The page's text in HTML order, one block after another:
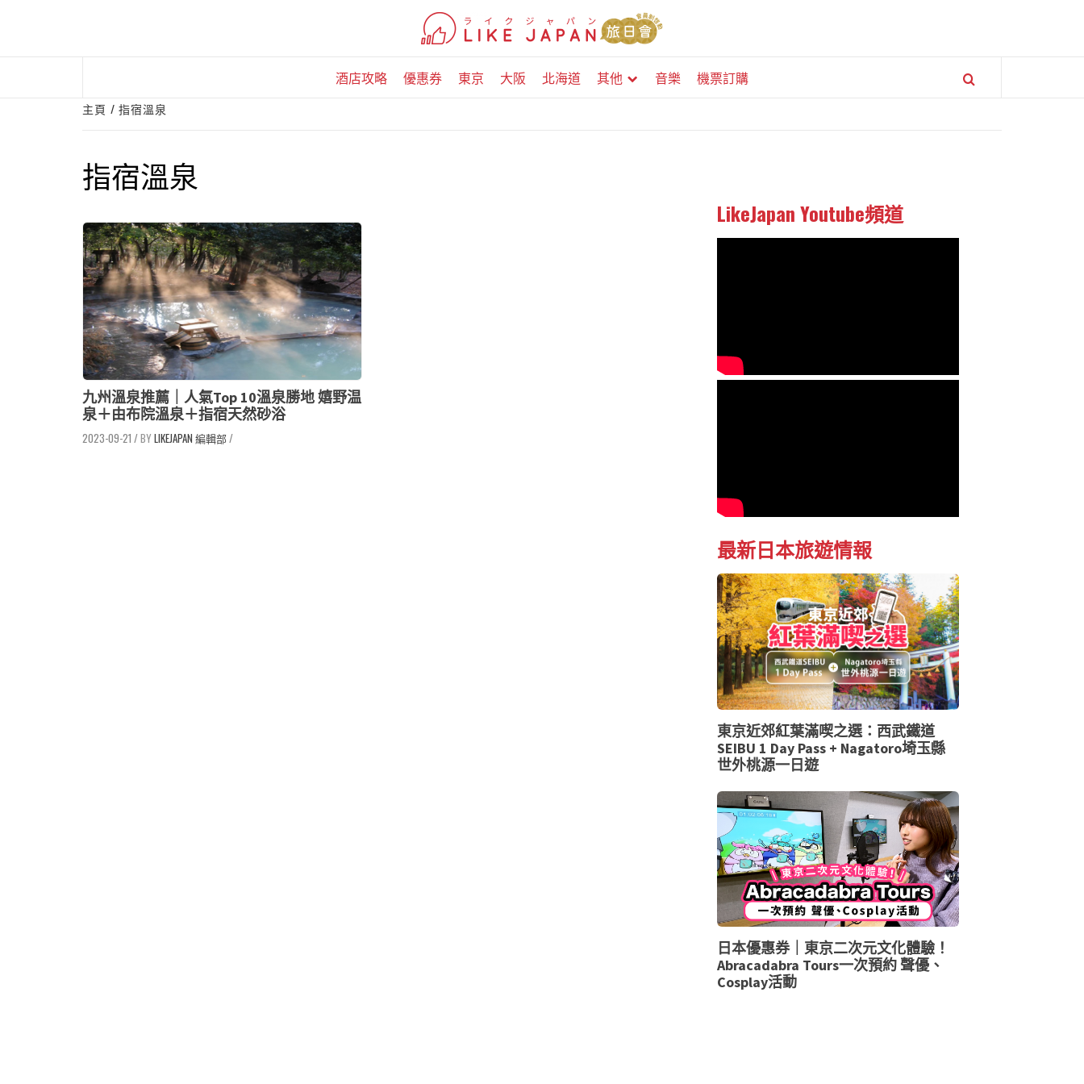
酒店攻略 優惠券 東京 大阪 北海道 其他 音樂 機票訂購
主頁 指宿溫泉
指宿溫泉
九州溫泉推薦｜人氣Top 10溫泉勝地 嬉野温
泉＋由布院溫泉＋指宿天然砂浴
2023-09-21 / LIKEJAPAN 編輯部/
LikeJapan Youtube頻道
最新日本旅遊情報
東京近郊紅葉滿喫之選：西武鐵道
SEIBU 1 Day Pass + Nagatoro埼玉縣
世外桃源一日遊
日本優惠券｜東京二次元文化體驗！
Abracadabra Tours一次預約 聲優、
Cosplay活動